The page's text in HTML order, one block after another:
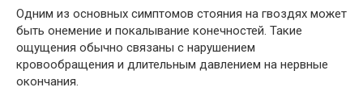
Одним из основных симптомов стояния на гвоздях может
быть онемение и покалывание конечностей. Такие
ощущения обычно связаны с нарушением
кровообращения и длительным давлением на нервные
окончания.